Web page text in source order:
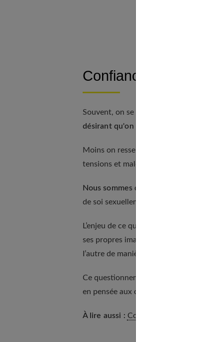
Confiance en soi : Je
Souvent, on se croit moins désirable
désirant qu'on est le plus désirable
Moins on ressent de désir, plus on a
tensions et malentendus. Le bon
Nous sommes des êtres de fantasmes,
de soi sexuellement n'est pas : « Suis-je
L’enjeu de ce questionnement est
ses propres images remet dans une
I’autre de manière plus libre et plus
Ce questionnement exige que l'on
en pensée aux caresses et aux
À lire aussi : Comment savoir si un